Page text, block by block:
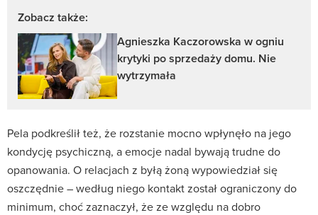
Zobacz także:
Agnieszka Kaczorowska w ogniu
krytyki po sprzedaży domu. Nie
wytrzymała
Pela podkreślił też, że rozstanie mocno wpłynęło na jego
kondycję psychiczną, a emocje nadal bywają trudne do
opanowania. O relacjach z byłą żoną wypowiedział się
oszczędnie – według niego kontakt został ograniczony do
minimum, choć zaznaczył, że ze względu na dobro